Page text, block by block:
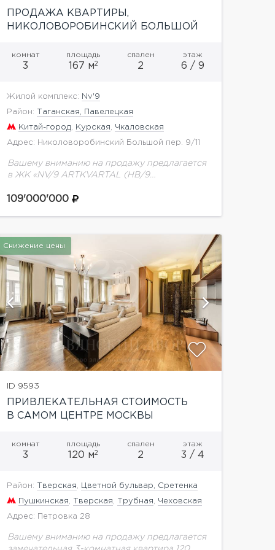
ПРОДАЖА КВАРТИРЫ,
НИКОЛОВОРОБИНСКИЙ БОЛЬШОЙ
комнат
3
площадь
167 м2
спален
2
этаж
6 / 9
Жилой комплекс: Nv'9
Район: Таганская, Павелецкая
Китай-город Курская Чкаловская
Адрес: Николоворобинский Большой пер. 9/11
Вашему вниманию на продажу предлагается
в ЖК «NV/9 ARTKVARTAL (НВ/9
166,58 м2 на 7 этаже.Здания комплекса
109'000'000
Снижение цены
ID 9593
ПРИВЛЕКАТЕЛЬНАЯ СТОИМОСТЬ
В САМОМ ЦЕНТРЕ МОСКВЫ
комнат
3
площадь
120 м2
спален
2
этаж
3 / 4
Район: Тверская Цветной бульвар, Сретенка
Пушкинская Тверская Трубная Чеховская
Адрес: Петровка 28
Вашему вниманию на продажу предлагается